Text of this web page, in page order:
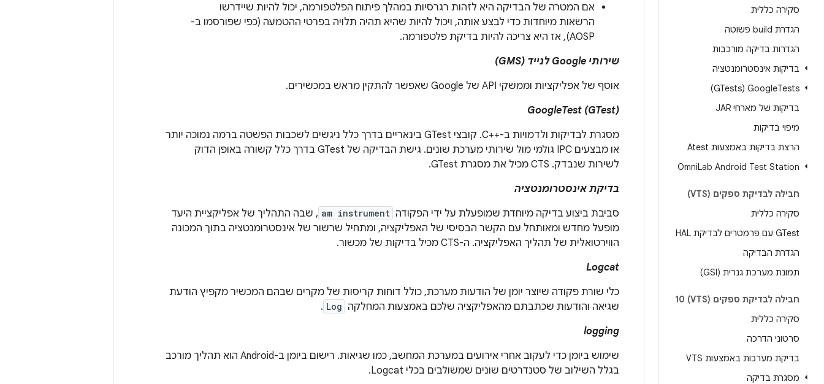
סקירה כללית
הגדרת build פשוטה
הגדרות בדיקה מורכבות
בדיקות אינסטרומנטציה
GoogleTests‏ (GTests)
בדיקות של מארחי JAR
מיפוי בדיקות
הרצת בדיקות באמצעות Atest
OmniLab Android Test Station
חבילה לבדיקת ספקים (VTS)
סקירה כללית
GTest עם פרמטרים לבדיקת HAL
הגדרת הבדיקה
תמונת מערכת גנרית (GSI)
חבילה לבדיקת ספקים (VTS) 10
סקירה כללית
סרטוני הדרכה
בדיקת מערכות באמצעות VTS
מסגרת בדיקה
אם המטרה של הבדיקה היא לזהות רגרסיות במהלך פיתוח הפלטפורמה, יכול להיות שיידרשו
הרשאות מיוחדות כדי לבצע אותה, ויכול להיות שהיא תהיה תלויה בפרטי ההטמעה (כפי שפורסמו ב-
AOSP), אז היא צריכה להיות בדיקת פלטפורמה.
שירותי Google לנייד (GMS)
אוסף של אפליקציות וממשקי API של Google שאפשר להתקין מראש במכשירים.
GoogleTest (GTest)
מסגרת לבדיקות ולדמויות ב-C++‎. קובצי GTest בינאריים בדרך כלל ניגשים לשכבות הפשטה ברמה נמוכה יותר
או מבצעים IPC גולמי מול שירותי מערכת שונים. גישת הבדיקה של GTest בדרך כלל קשורה באופן הדוק
לשירות שנבדק. ‫CTS מכיל את מסגרת GTest.
בדיקת אינסטרומנטציה
סביבת ביצוע בדיקה מיוחדת שמופעלת על ידי הפקודה am instrument , שבה התהליך של אפליקציית היעד
מופעל מחדש ומאותחל עם הקשר הבסיסי של האפליקציה, ומתחיל שרשור של אינסטרומנטציה בתוך המכונה
הווירטואלית של תהליך האפליקציה. ה-CTS מכיל בדיקות של מכשור.
Logcat
כלי שורת פקודה שיוצר יומן של הודעות מערכת, כולל דוחות קריסות של מקרים שבהם המכשיר מקפיץ הודעת
שגיאה והודעות שכתבתם מהאפליקציה שלכם באמצעות המחלקה Log
.
logging
שימוש ביומן כדי לעקוב אחרי אירועים במערכת המחשב, כמו שגיאות. רישום ביומן ב-Android הוא תהליך מורכב
בגלל השילוב של סטנדרטים שונים שמשולבים בכלי Logcat.